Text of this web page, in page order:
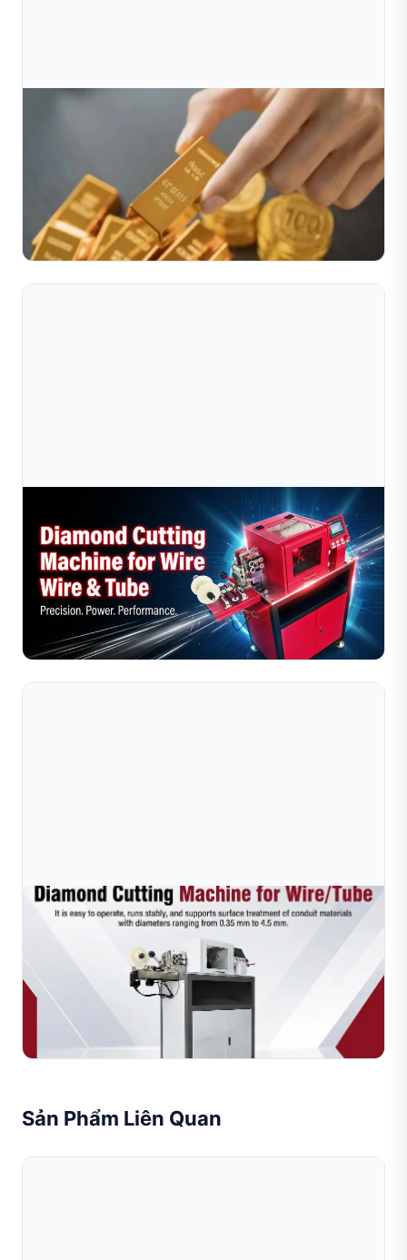
Giải Pháp Sản Xuất Bi Rỗng Tự Động Trong Chế
Trong ngành công nghiệp trang sức đầy cạnh tranh hiện
nay, các nhà sản xuất đang chịu áp lực ngày càng lớn
trong việc tạo ra những mẫu thiết kế có trọng lượng n...
Đọc toàn bộ bài viết
Máy Cắt Dây Kim Cương So Với Cắt Thủ Công:
Phương Pháp Nào Tốt Hơn Cho Người Chế
So sánh máy cắt dây kim cương với phương pháp cắt thủ
công dành cho người chế tác trang sức. Tìm hiểu xem
phương pháp nào mang lại độ chính xác cao hơn, hiệu
qu...
Đọc toàn bộ bài viết
Jul 09, 2026
Làm Thế Nào Để Nâng Cao Hiệu Quả Sản Xuất
Trang Sức Bằng Máy Móc Hiện Đại?
Tìm hiểu cách các máy móc tự động hiện đại có thể nâng
cao hiệu quả sản xuất trang sức, giảm chi phí nhân công
và cải thiện chất lượng sản phẩm. Khám phá các má...
Đọc toàn bộ bài viết
Sản Phẩm Liên Quan